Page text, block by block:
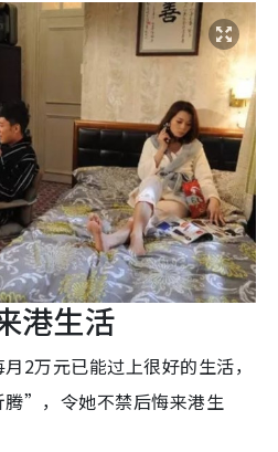
港生活
2万元已能过上很好的生活，
”，令她不禁后悔来港生